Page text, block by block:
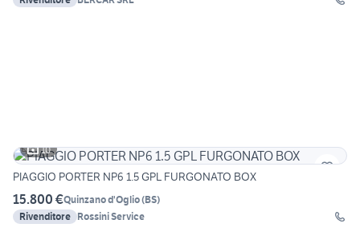
10
PIAGGIO PORTER NP6 1.5 GPL FURGONATO BOX
15.800 €Quinzano d'Oglio(BS)
Rivenditore Rossini Service